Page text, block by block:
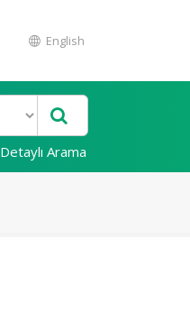
English
Detaylı Arama